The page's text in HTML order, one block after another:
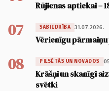
Rūjienas aptiekai –
07 SABIEDRĪBA 31.07.2026.
Vērienīgu
08 PILSĒTĀS UN NOVADOS
Krāšņi un skanīgi
svētki